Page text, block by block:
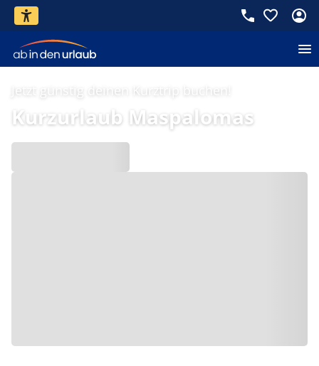
Jetzt günstig deinen Kurztrip buchen!
Kurzurlaub Maspalomas